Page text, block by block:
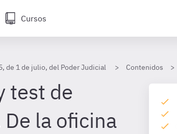
Cursos
de 1 de julio, del Poder Judicial Contenidos
test de
la oficina